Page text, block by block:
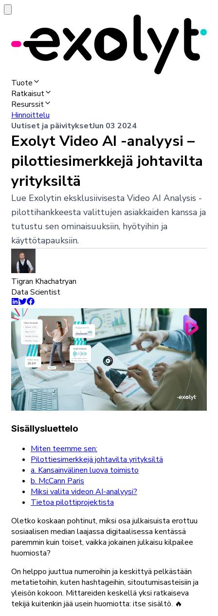
Tuote
Ratkaisut
Resurssit
Hinnoittelu
Uutiset ja päivityksetJun 03 2024
Exolyt Video AI -analyysi –
pilottiesimerkkejä johtavilta
yrityksiltä
Lue Exolytin eksklusiivisesta Video AI Analysis -
pilottihankkeesta valittujen asiakkaiden kanssa ja
tutustu sen ominaisuuksiin, hyötyihin ja
käyttötapauksiin.
Tigran Khachatryan
Data Scientist
Sisällysluettelo
Miten teemme sen:
Pilottiesimerkkejä johtavilta yrityksiltä
a. Kansainvälinen luova toimisto
b. McCann Paris
Miksi valita videon AI-analyysi?
Tietoa pilottiprojektista
Oletko koskaan pohtinut, miksi osa julkaisuista erottuu
sosiaalisen median laajassa digitaalisessa kentässä
paremmin kuin toiset, vaikka jokainen julkaisu kilpailee
huomiosta?
On helppo juuttua numeroihin ja keskittyä pelkästään
metatietoihin, kuten hashtageihin, sitoutumisasteisiin ja
yleisön kokoon. Mittareiden keskellä yksi ratkaiseva
tekijä kuitenkin jää usein huomiotta: itse sisältö. 🔥